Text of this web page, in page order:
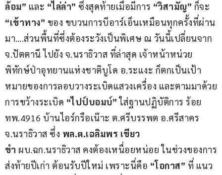
ล้อม” และ “ไล่ล่า” ซึ่งสุดท้ายเมื่อมีการ “วิสามัญ” ก็จะ
“เข้าทาง” ของ ขบวนการบีอาร์เอ็นเหมือนทุกครั้งที่ผ่าน
มา….ส่วนพื้นที่ซึ่งต้องระวังเป็นพิเศษ ณ วันนี้เปลี่ยนจาก
จ.ปัตตานี ไปยัง จ.นราธิวาส ที่ล่าสุด เจ้าหน้าหน่วย
พิทักษ์ป่าอุทยานแห่งชาติบูโด อ.ระแงะ ก็ตกเป็นเป้า
หมายของการลอบวางระเบิดแสวงเครื่อง และตามมาด้วย
การขว้างระเบิด “ไปป์บอมบ์” ใส่ฐานปฏิบัติการ ร้อย
ทพ.4916 บ้านไอร์กรือเน๊าะ ต.ศรีบรรพต อ.ศรีสาคร
จ.นราธิวาส ซึ่ง พล.ต.เฉลิมพร เขียว
ขำ ผบ.ฉก.นราธิวาส คงต้องเหนื่อยหน่อย ในช่วงของการ
ส่งท้ายปีเก่า ต้อนรับปีใหม่ เพราะนี่คือ “โอกาส” ที่ แนว